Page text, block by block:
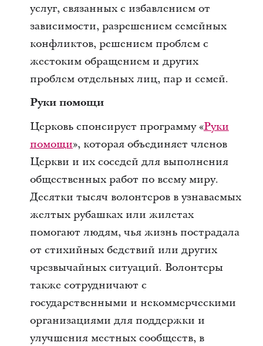
услуг, связанных с избавлением от
зависимости, разрешением семейных
конфликтов, решением проблем с
жестоким обращением и других
проблем отдельных лиц, пар и семей.
Руки помощи
Церковь спонсирует программу «Руки
помощи», которая объединяет членов
Церкви и их соседей для выполнения
общественных работ по всему миру.
Десятки тысяч волонтеров в узнаваемых
желтых рубашках или жилетах
помогают людям, чья жизнь пострадала
от стихийных бедствий или других
чрезвычайных ситуаций. Волонтеры
также сотрудничают с
государственными и некоммерческими
организациями для поддержки и
улучшения местных сообществ, в